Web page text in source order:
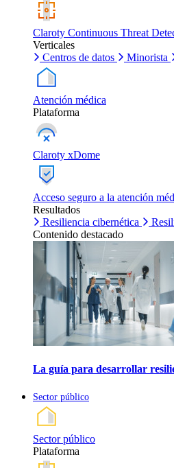
Claroty Continuous Threat
Verticales
Centros de datos
Minorista
Atención médica
Plataforma
Claroty xDome
Acceso seguro a la atención
Resultados
Resiliencia cibernética
Contenido destacado
La guía para desarrollar
Sector público
Sector público
Plataforma